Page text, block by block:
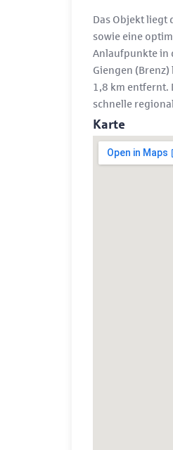
Das Objekt liegt
sowie eine
Anlaufpunkte in
Giengen (Brenz)
1,8 km entfernt.
schnelle
Karte